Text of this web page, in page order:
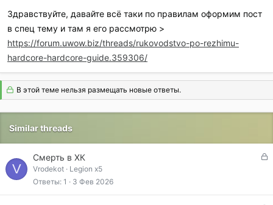
Здравствуйте, давайте всё таки по правилам оформим пост
в спец тему и там я его рассмотрю >
https://forum.uwow.biz/threads/rukovodstvo-po-rezhimu-
hardcore-hardcore-guide.359306/
В этой теме нельзя размещать новые ответы.
Similar threads
V
З
Смерть в ХК
Vrodekot
Legion x5
Ответы 1 3 Фев 2026